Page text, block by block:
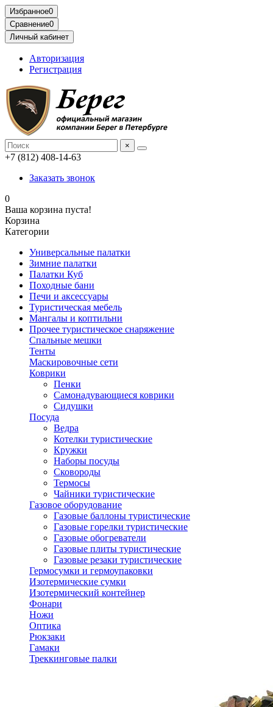
Избранное0
Сравнение0
Личный кабинет
Авторизация
Регистрация
×
+7 (812) 408-14-63
Заказать звонок
0
Ваша корзина пуста!
Корзина
Категории
Универсальные палатки
Зимние палатки
Палатки Куб
Походные бани
Печи и аксессуары
Туристическая мебель
Мангалы и коптильни
Прочее туристическое снаряжение
Спальные мешки
Тенты
Маскировочные сети
Коврики
Пенки
Самонадувающиеся коврики
Сидушки
Посуда
Ведра
Котелки туристические
Кружки
Наборы посуды
Сковороды
Термосы
Чайники туристические
Газовое оборудование
Газовые баллоны туристические
Газовые горелки туристические
Газовые обогреватели
Газовые плиты туристические
Газовые резаки туристические
Гермосумки и гермоупаковки
Изотермические сумки
Изотермический контейнер
Фонари
Ножи
Оптика
Рюкзаки
Гамаки
Треккинговые палки